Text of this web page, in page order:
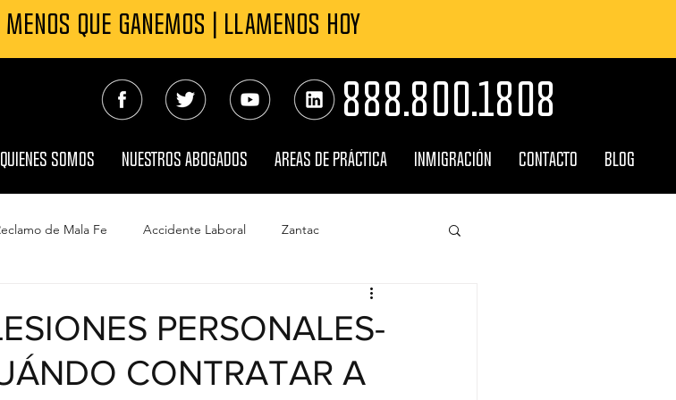
MENOS QUE GANEMOS | LLAMENOS HOY
888.800.1808
QUIENES SOMOS NUESTROS ABOGADOS AREAS DE PRÁCTICA INMIGRACIÓN CONTACTO BLOG
de Mala Fe Accidente Laboral Zantac
por daño de viento Muerte por Negligencia Explosiones TPC
PERSONALES-
CONTRATAR A